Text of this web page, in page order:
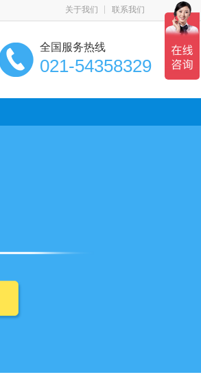
关于我们 联系我们
全国服务热线
021-54358329